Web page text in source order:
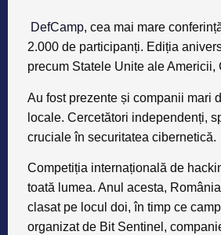
DefCamp, cea mai mare
2.000 de participanți. Ediția
precum Statele Unite ale
Au fost prezente și companii mari
locale. Cercetători independenți,
cruciale în securitatea cibernetică.
Competiția internațională de
toată lumea. Anul acesta,
clasat pe locul doi, în timp ce
organizat de Bit Sentinel,